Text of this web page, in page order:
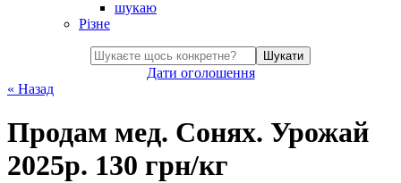
шукаю
Різне
Шукати
Дати оголошення
« Назад
Продам мед. Сонях. Урожай
2025р. 130 грн/кг